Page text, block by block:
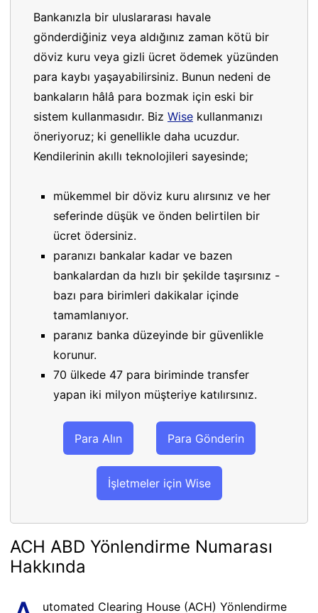
Bankanızla bir uluslararası havale
gönderdiğiniz veya aldığınız zaman kötü bir
döviz kuru veya gizli ücret ödemek yüzünden
para kaybı yaşayabilirsiniz. Bunun nedeni de
bankaların hâlâ para bozmak için eski bir
sistem kullanmasıdır. Biz Wise kullanmanızı
öneriyoruz; ki genellikle daha ucuzdur.
Kendilerinin akıllı teknolojileri sayesinde;
mükemmel bir döviz kuru alırsınız ve her
seferinde düşük ve önden belirtilen bir
ücret ödersiniz.
paranızı bankalar kadar ve bazen
bankalardan da hızlı bir şekilde taşırsınız -
bazı para birimleri dakikalar içinde
tamamlanıyor.
paranız banka düzeyinde bir güvenlikle
korunur.
70 ülkede 47 para biriminde transfer
yapan iki milyon müşteriye katılırsınız.
Para Alın Para Gönderin
İşletmeler için Wise
ACH ABD Yönlendirme Numarası
Hakkında
utomated Clearing House (ACH) Yönlendirme